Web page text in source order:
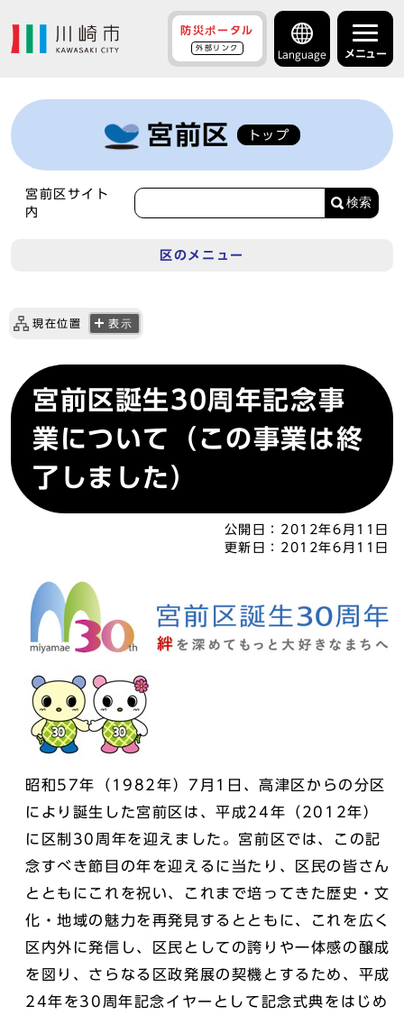
防災ポータル
外部リンク
Language メニュー
宮前区 トップ
宮前区サイト
内
検索
区のメニュー
現在位置 表示
宮前区誕生30周年記念事
業について（この事業は終
了しました）
公開日： 2012年6月11日
更新日： 2012年6月11日
昭和57年（1982年）7月1日、高津区からの分区
により誕生した宮前区は、平成24年（2012年）
に区制30周年を迎えました。宮前区では、この記
念すべき節目の年を迎えるに当たり、区民の皆さん
とともにこれを祝い、これまで培ってきた歴史・文
化・地域の魅力を再発見するとともに、これを広く
区内外に発信し、区民としての誇りや一体感の醸成
を図り、さらなる区政発展の契機とするため、平成
24年を30周年記念イヤーとして記念式典をはじめ